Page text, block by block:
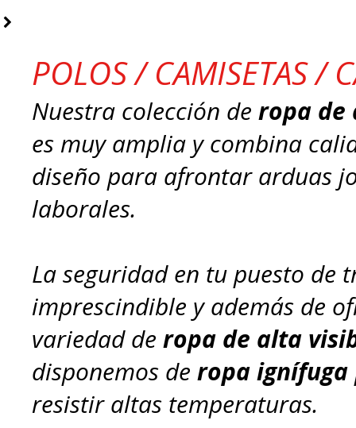
POLOS / CAMISETAS /
Nuestra colección de ropa de
es muy amplia y combina
diseño para afrontar arduas
laborales.
La seguridad en tu puesto de
imprescindible y además de
variedad de ropa de alta
disponemos de ropa ignífuga
resistir altas temperaturas.